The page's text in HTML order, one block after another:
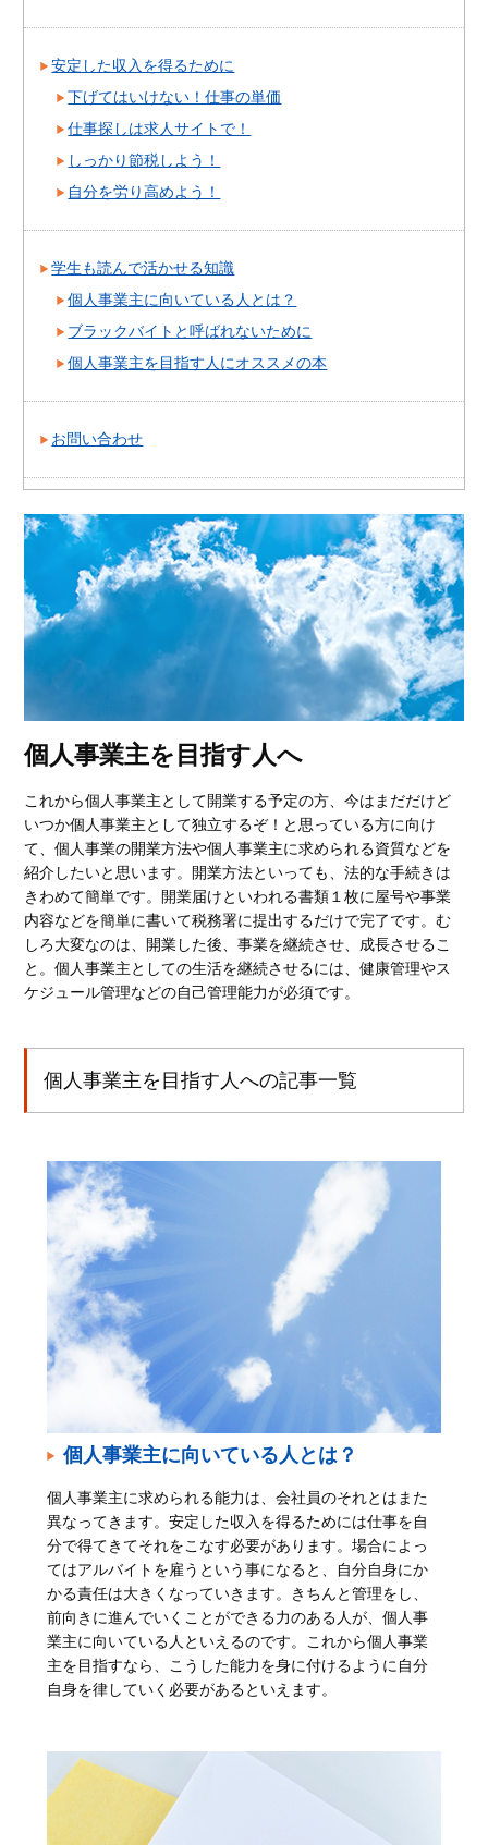
安定した収入を得るために
下げてはいけない！仕事の単価
仕事探しは求人サイトで！
しっかり節税しよう！
自分を労り高めよう！
学生も読んで活かせる知識
個人事業主に向いている人とは？
ブラックバイトと呼ばれないために
個人事業主を目指す人にオススメの本
お問い合わせ
個人事業主を目指す人へ
これから個人事業主として開業する予定の方、今はまだだけど
いつか個人事業主として独立するぞ！と思っている方に向け
て、個人事業の開業方法や個人事業主に求められる資質などを
紹介したいと思います。開業方法といっても、法的な手続きは
きわめて簡単です。開業届けといわれる書類１枚に屋号や事業
内容などを簡単に書いて税務署に提出するだけで完了です。む
しろ大変なのは、開業した後、事業を継続させ、成長させるこ
と。個人事業主としての生活を継続させるには、健康管理やス
ケジュール管理などの自己管理能力が必須です。
個人事業主を目指す人への記事一覧
個人事業主に向いている人とは？
個人事業主に求められる能力は、会社員のそれとはまた
異なってきます。安定した収入を得るためには仕事を自
分で得てきてそれをこなす必要があります。場合によっ
てはアルバイトを雇うという事になると、自分自身にか
かる責任は大きくなっていきます。きちんと管理をし、
前向きに進んでいくことができる力のある人が、個人事
業主に向いている人といえるのです。これから個人事業
主を目指すなら、こうした能力を身に付けるように自分
自身を律していく必要があるといえます。